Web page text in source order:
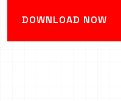
DOWNLOAD NOW